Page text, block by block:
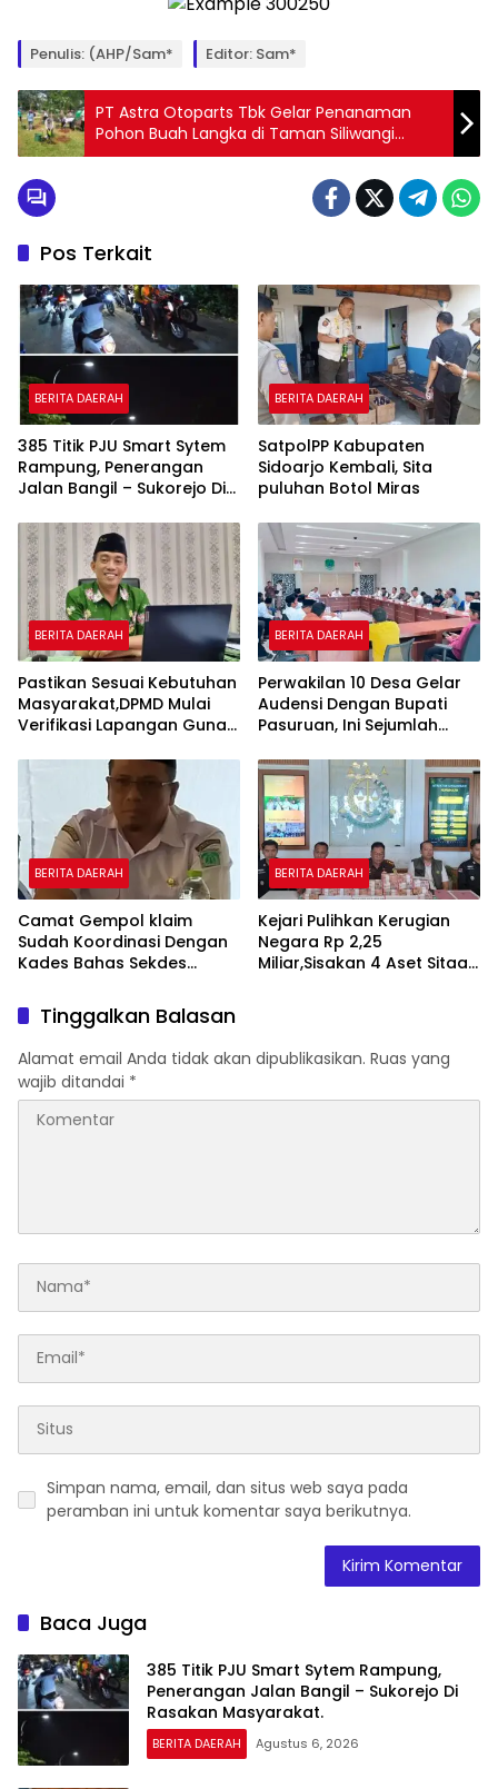
Penulis: (AHP/Sam* Editor: Sam*
PT Astra Otoparts Tbk Gelar Penanaman
Pohon Buah Langka di Taman Siliwangi
Pemda Bogor
Pos Terkait
BERITA DAERAH
385 Titik PJU Smart Sytem
Rampung, Penerangan
Jalan Bangil – Sukorejo Di
BERITA DAERAH
SatpolPP Kabupaten
Sidoarjo Kembali, Sita
puluhan Botol Miras
BERITA DAERAH
Pastikan Sesuai Kebutuhan
Masyarakat,DPMD Mulai
Verifikasi Lapangan Guna
BERITA DAERAH
Perwakilan 10 Desa Gelar
Audensi Dengan Bupati
Pasuruan, Ini Sejumlah
BERITA DAERAH
Camat Gempol klaim
Sudah Koordinasi Dengan
Kades Bahas Sekdes
Pentingnya
BERITA DAERAH
Kejari Pulihkan Kerugian
Negara Rp 2,25
Miliar,Sisakan 4 Aset Sitaan
Tinggalkan Balasan
Alamat email Anda tidak akan dipublikasikan. Ruas yang
wajib ditandai *
Simpan nama, email, dan situs web saya pada
peramban ini untuk komentar saya berikutnya.
Baca Juga
385 Titik PJU Smart Sytem Rampung,
Penerangan Jalan Bangil – Sukorejo Di
Rasakan Masyarakat.
BERITA DAERAH Agustus 6, 2026